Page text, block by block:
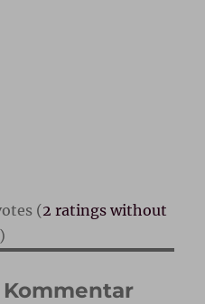
(2 ratings without
)